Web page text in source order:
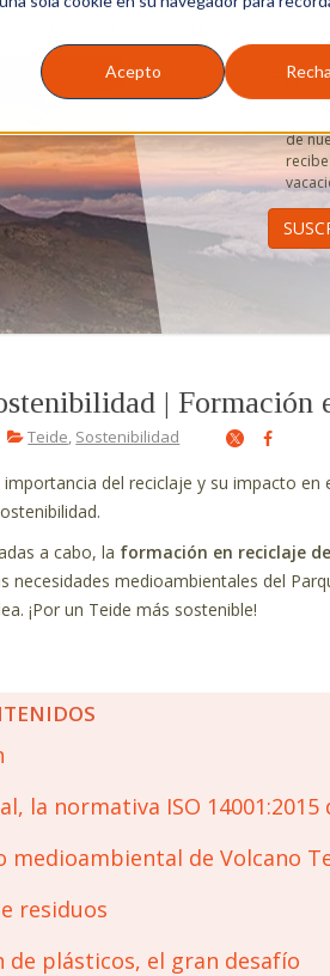
Acepto
de
| Formación
Teide, Sostenibilidad
del reciclaje y su impacto
a cabo, la formación en reciclaje
necesidades medioambientales del
¡Por un Teide más sostenible!
la normativa ISO
medioambiental de Volcano
residuos
de plásticos, el gran desafío